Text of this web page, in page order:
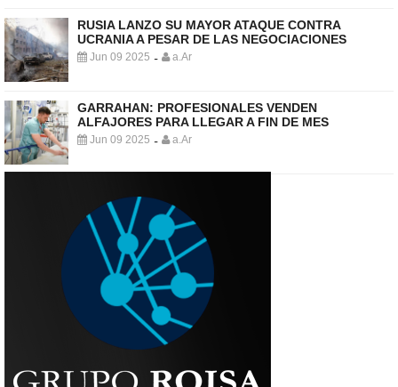
RUSIA LANZO SU MAYOR ATAQUE CONTRA
UCRANIA A PESAR DE LAS NEGOCIACIONES
Jun 09 2025 - a.Ar
GARRAHAN: PROFESIONALES VENDEN
ALFAJORES PARA LLEGAR A FIN DE MES
Jun 09 2025 - a.Ar